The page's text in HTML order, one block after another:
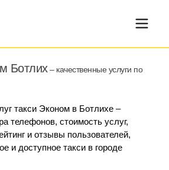
Ботлих– качественные услуги по
такси Эконом в Ботлихе –
телефонов, стоимость услуг,
и отзывы пользователей,
и доступное такси в городе